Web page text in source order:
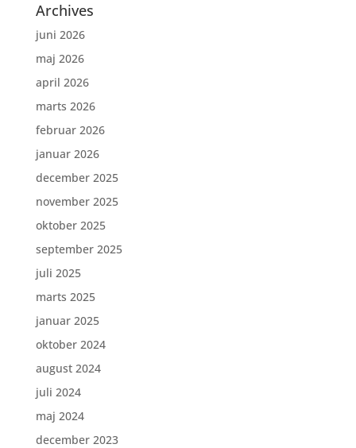
Archives
juni 2026
maj 2026
april 2026
marts 2026
februar 2026
januar 2026
december 2025
november 2025
oktober 2025
september 2025
juli 2025
marts 2025
januar 2025
oktober 2024
august 2024
juli 2024
maj 2024
december 2023